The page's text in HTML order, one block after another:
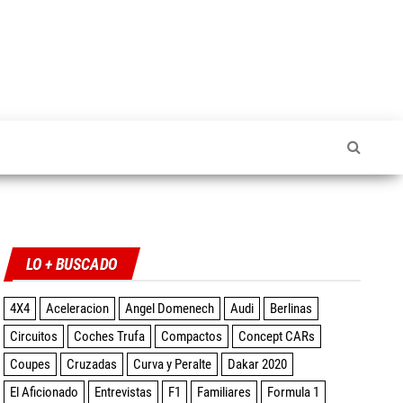
LO + BUSCADO
4X4 Aceleracion Angel Domenech Audi
Berlinas
Circuitos
Coches Trufa Compactos
Concept CARs
Coupes
Cruzadas Curva y Peralte
Dakar 2020
El Aficionado
Entrevistas F1 Familiares
Formula 1